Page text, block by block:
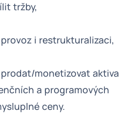
tržby,
i restrukturalizaci,
monetizovat aktiva
a programových
ceny.